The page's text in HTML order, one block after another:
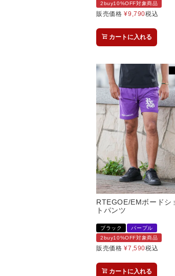
2buy10%OFF対象商品
販売価格 ¥9,790税込
カートに入れる
RTEGOE/EMボードシ
トパンツ
ブラック
パープル
2buy10%OFF対象商品
販売価格 ¥7,590税込
カートに入れる